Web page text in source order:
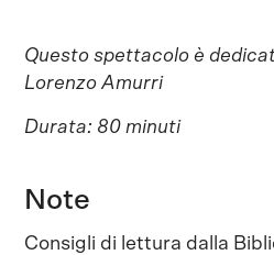
Questo spettacolo è
Lorenzo Amurri
Durata: 80 minuti
Note
Consigli di lettura dalla